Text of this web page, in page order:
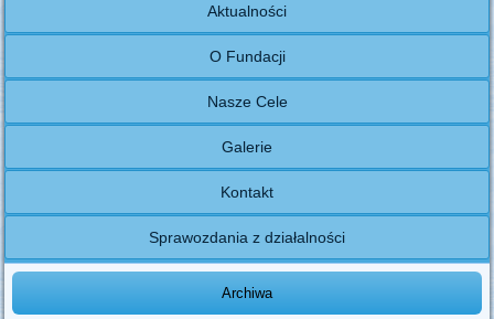
Aktualności
O Fundacji
Nasze Cele
Galerie
Kontakt
Sprawozdania z działalności
Archiwa